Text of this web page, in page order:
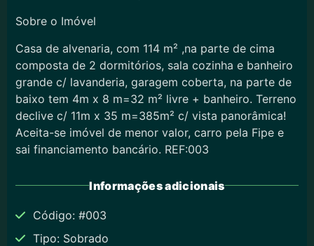
Sobre o Imóvel
Casa de alvenaria, com 114 m² ,na parte de cima
composta de 2 dormitórios, sala cozinha e banheiro
grande c/ lavanderia, garagem coberta, na parte de
baixo tem 4m x 8 m=32 m² livre + banheiro. Terreno
declive c/ 11m x 35 m=385m² c/ vista panorâmica!
Aceita-se imóvel de menor valor, carro pela Fipe e
sai financiamento bancário. REF:003
Informações adicionais
Código: #003
Tipo: Sobrado